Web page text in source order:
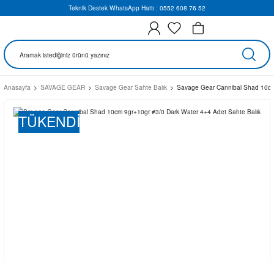
Teknik Destek WhatsApp Hattı : 0552 608 76 52
Anasayfa SAVAGE GEAR Savage Gear Sahte Balık Savage Gear Cannibal Shad
TÜKENDİ